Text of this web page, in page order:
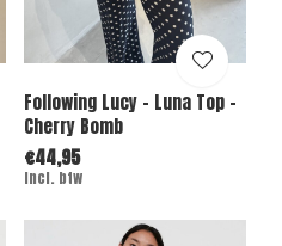
Following Lucy - Luna Top -
Cherry Bomb
€44,95
Incl. btw